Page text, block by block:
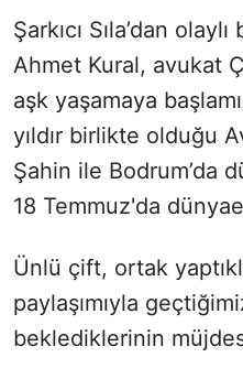
Şarkıcı Sıla’dan
Ahmet Kural, avukat
aşk yaşamaya
yıldır birlikte olduğu
Şahin ile Bodrum’da
18 Temmuz'da
Ünlü çift, ortak
paylaşımıyla
beklediklerinin